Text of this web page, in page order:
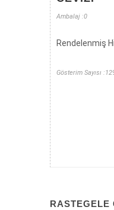
Ambalaj :0
Rendelenmiş
Gösterim Sayısı
RASTEGELE